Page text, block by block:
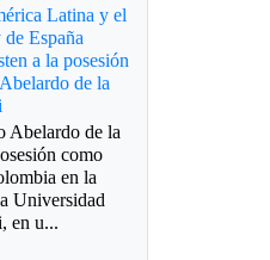
Latina y el
de España
a la posesión
de la
Abelardo de la
como
en la
Universidad
en u...